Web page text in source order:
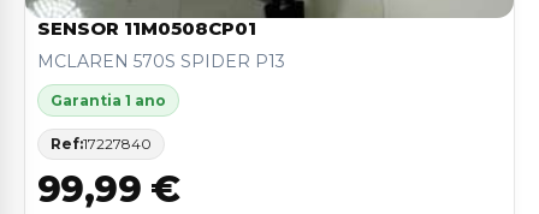
SENSOR 11M0508CP01
MCLAREN 570S SPIDER P13
Garantia 1 ano
Ref:17227840
99,99 €